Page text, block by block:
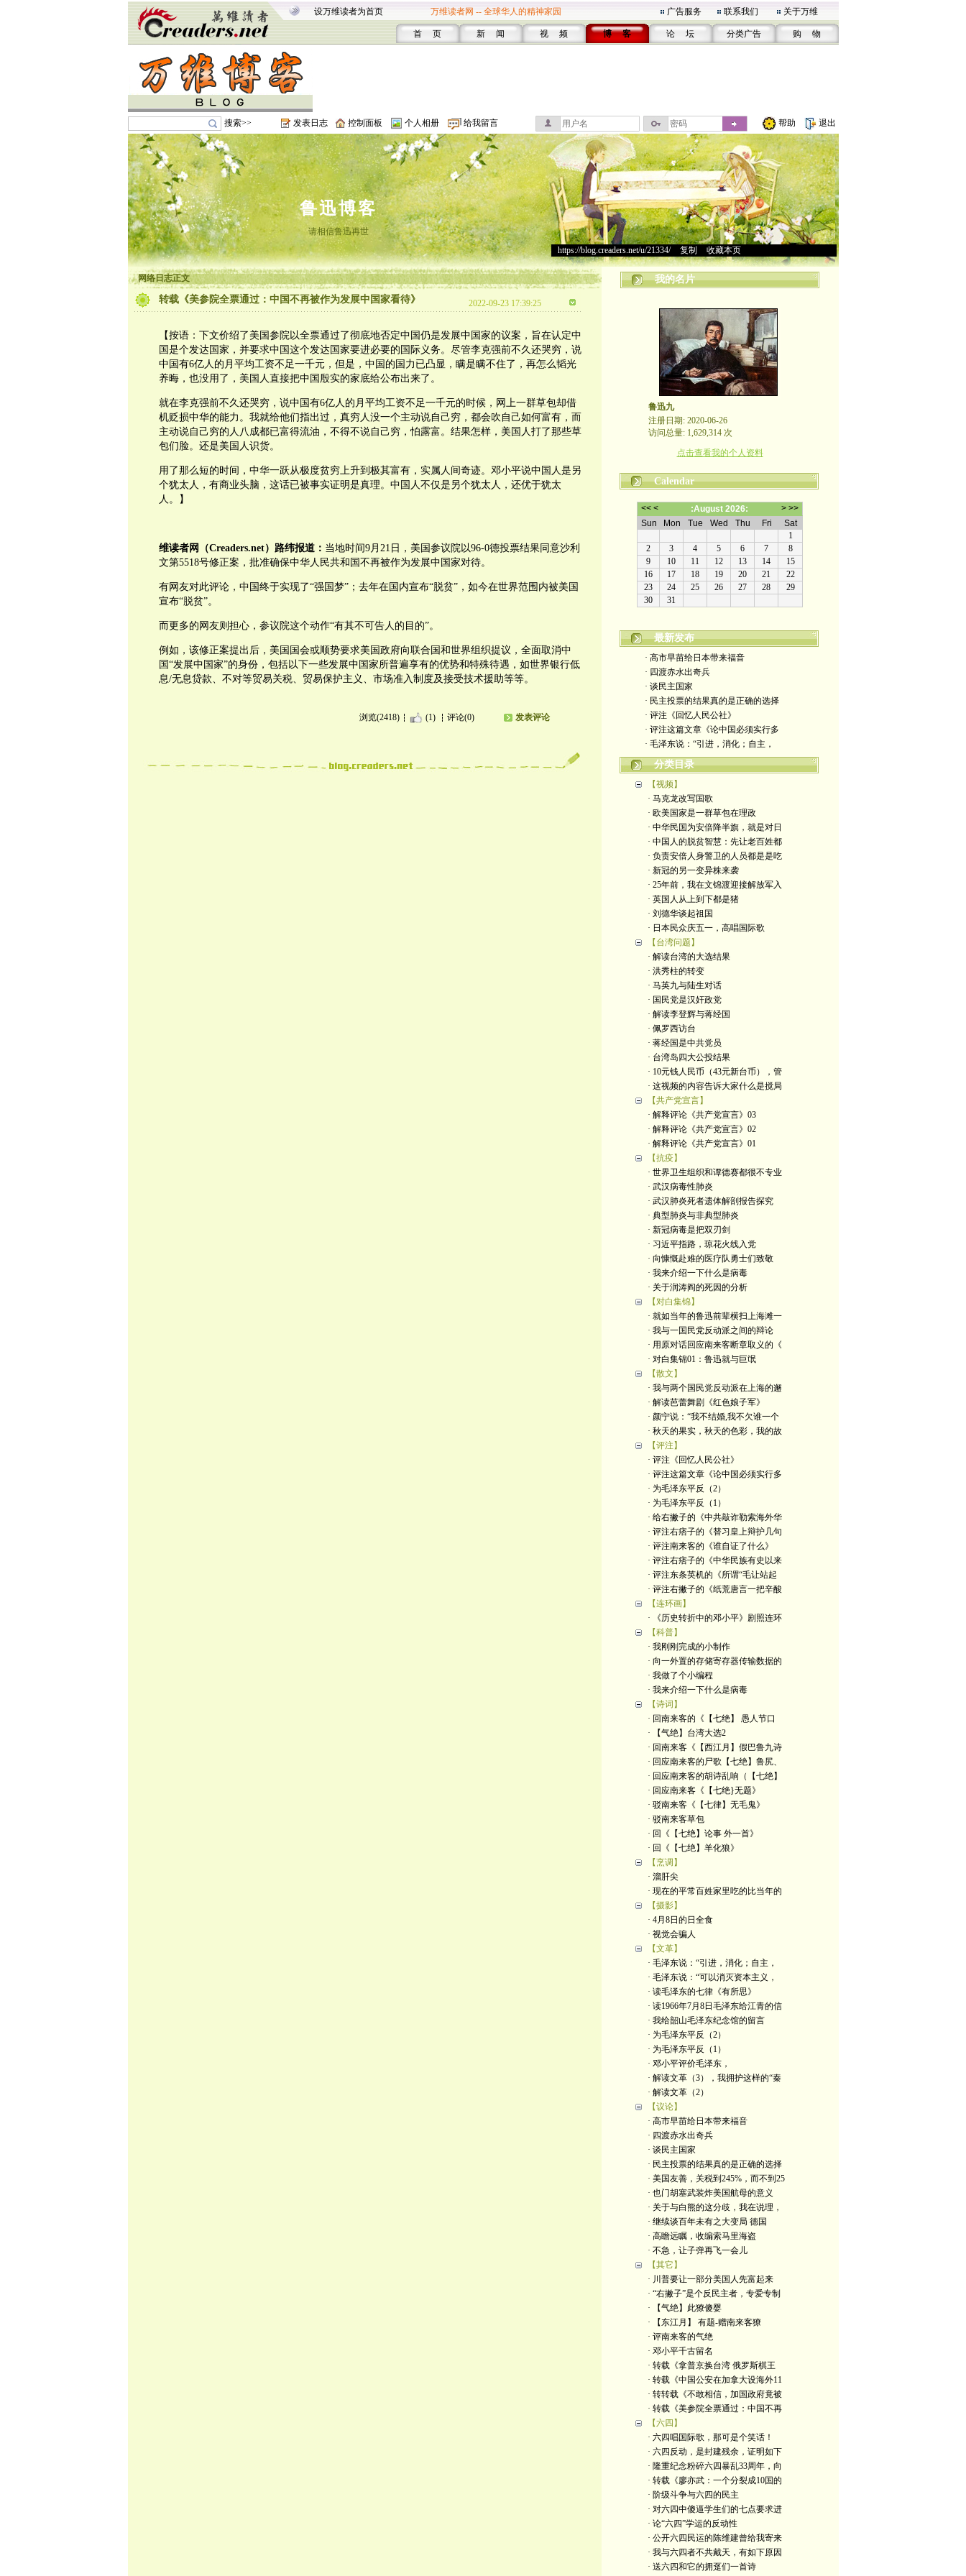
设万维读者为首页 万维读者网 -- 全球华人的精神家园 广告服务 联系我们 关于万维
首 页 新 闻 视 频 博 客 论 坛 分类广告 购 物
搜索>> 发表日志 控制面板 个人相册 给我留言 帮助 退出
鲁迅博客
请相信鲁迅再世
https://blog.creaders.net/u/21334/> 复制 收藏本页
网络日志正文
转载《美参院全票通过：中国不再被作为发展中国家看待》 2022-09-23 17:39:25
【按语：下文价绍了美国参院以全票通过了彻底地否定中国仍是发展中国家的议案，旨在认定中
国是个发达国家，并要求中国这个发达国家要进必要的国际义务。尽管李克强前不久还哭穷，说
中国有6亿人的月平均工资不足一千元，但是，中国的国力已凸显，瞒是瞒不住了，再怎么韬光
养晦，也没用了，美国人直接把中国殷实的家底给公布出来了。
就在李克强前不久还哭穷，说中国有6亿人的月平均工资不足一千元的时候，网上一群草包却借
机贬损中华的能力。我就给他们指出过，真穷人没一个主动说自己穷，都会吹自己如何富有，而
主动说自己穷的人八成都已富得流油，不得不说自己穷，怕露富。结果怎样，美国人打了那些草
包们脸。还是美国人识货。
用了那么短的时间，中华一跃从极度贫穷上升到极其富有，实属人间奇迹。邓小平说中国人是另
个犹太人，有商业头脑，这话已被事实证明是真理。中国人不仅是另个犹太人，还优于犹太
人。】
维读者网（Creaders.net）路纬报道： 当地时间9月21日，美国参议院以96-0德投票结果同意沙利
文第5518号修正案，批准确保中华人民共和国不再被作为发展中国家对待。
有网友对此评论，中国终于实现了“强国梦”；去年在国内宣布“脱贫”，如今在世界范围内被美国
宣布“脱贫”。
而更多的网友则担心，参议院这个动作“有其不可告人的目的”。
例如，该修正案提出后，美国国会或顺势要求美国政府向联合国和世界组织提议，全面取消中
国“发展中国家”的身份，包括以下一些发展中国家所普遍享有的优势和特殊待遇，如世界银行低
息/无息贷款、不对等贸易关税、贸易保护主义、市场准入制度及接受技术援助等等。
浏览(2418) (1) 评论(0) 发表评论
我的名片
鲁迅九
注册日期: 2020-06-26
访问总量: 1,629,314 次
点击查看我的个人资料
Calendar
最新发布
· 高市早苗给日本带来福音
· 四渡赤水出奇兵
· 谈民主国家
· 民主投票的结果真的是正确的选择
· 评注《回忆人民公社》
· 评注这篇文章《论中国必须实行多
· 毛泽东说：“引进，消化；自主，
分类目录
【视频】
· 马克龙改写国歌
· 欧美国家是一群草包在理政
· 中华民国为安倍降半旗，就是对日
· 中国人的脱贫智慧：先让老百姓都
· 负责安倍人身警卫的人员都是是吃
· 新冠的另一变异株来袭
· 25年前，我在文锦渡迎接解放军入
· 英国人从上到下都是猪
· 刘德华谈起祖国
· 日本民众庆五一，高唱国际歌
【台湾问题】
· 解读台湾的大选结果
· 洪秀柱的转变
· 马英九与陆生对话
· 国民党是汉奸政党
· 解读李登辉与蒋经国
· 佩罗西访台
· 蒋经国是中共党员
· 台湾岛四大公投结果
· 10元钱人民币（43元新台币），管
· 这视频的内容告诉大家什么是搅局
【共产党宣言】
· 解释评论《共产党宣言》03
· 解释评论《共产党宣言》02
· 解释评论《共产党宣言》01
【抗疫】
· 世界卫生组织和谭德赛都很不专业
· 武汉病毒性肺炎
· 武汉肺炎死者遗体解剖报告探究
· 典型肺炎与非典型肺炎
· 新冠病毒是把双刃剑
· 习近平指路，琼花火线入党
· 向慷慨赴难的医疗队勇士们致敬
· 我来介绍一下什么是病毒
· 关于润涛阎的死因的分析
【对白集锦】
· 就如当年的鲁迅前辈横扫上海滩一
· 我与一国民党反动派之间的辩论
· 用原对话回应南来客断章取义的《
· 对白集锦01：鲁迅就与巨氓
【散文】
· 我与两个国民党反动派在上海的邂
· 解读芭蕾舞剧《红色娘子军》
· 颜宁说：“我不结婚,我不欠谁一个
· 秋天的果实，秋天的色彩，我的故
【评注】
· 评注《回忆人民公社》
· 评注这篇文章《论中国必须实行多
· 为毛泽东平反（2）
· 为毛泽东平反（1）
· 给右撇子的《中共敲诈勒索海外华
· 评注右痞子的《替习皇上辩护几句
· 评注南来客的《谁自证了什么》
· 评注右痞子的《中华民族有史以来
· 评注东条英机的《所谓“毛让站起
· 评注右撇子的《纸荒唐言一把辛酸
【连环画】
· 《历史转折中的邓小平》剧照连环
【科普】
· 我刚刚完成的小制作
· 向一外置的存储寄存器传输数据的
· 我做了个小编程
· 我来介绍一下什么是病毒
【诗词】
· 回南来客的《【七绝】 愚人节口
· 【气绝】台湾大选2
· 回南来客《【西江月】假巴鲁九诗
· 回应南来客的尸歌【七绝】鲁尻、
· 回应南来客的胡诗乱响（【七绝】
· 回应南来客《【七绝}无题》
· 驳南来客《【七律】无毛鬼》
· 驳南来客草包
· 回《【七绝】论事 外一首》
· 回《【七绝】羊化狼》
【烹调】
· 溜肝尖
· 现在的平常百姓家里吃的比当年的
【摄影】
· 4月8日的日全食
· 视觉会骗人
【文革】
· 毛泽东说：“引进，消化；自主，
· 毛泽东说：“可以消灭资本主义，
· 读毛泽东的七律《有所思》
· 读1966年7月8日毛泽东给江青的信
· 我给韶山毛泽东纪念馆的留言
· 为毛泽东平反（2）
· 为毛泽东平反（1）
· 邓小平评价毛泽东，
· 解读文革（3），我拥护这样的“秦
· 解读文革（2）
【议论】
· 高市早苗给日本带来福音
· 四渡赤水出奇兵
· 谈民主国家
· 民主投票的结果真的是正确的选择
· 美国友善，关税到245%，而不到25
· 也门胡塞武装炸美国航母的意义
· 关于与白熊的这分歧，我在说理，
· 继续谈百年未有之大变局 德国
· 高瞻远瞩，收编索马里海盗
· 不急，让子弹再飞一会儿
【其它】
· 川普要让一部分美国人先富起来
· “右撇子”是个反民主者，专爱专制
· 【气绝】此獠傻婴
· 【东江月】 有题-赠南来客獠
· 评南来客的气绝
· 邓小平千古留名
· 转载《拿普京换台湾 俄罗斯棋王
· 转载《中国公安在加拿大设海外11
· 转转载《不敢相信，加国政府竟被
· 转载《美参院全票通过：中国不再
【六四】
· 六四唱国际歌，那可是个笑话！
· 六四反动，是封建残余，证明如下
· 隆重纪念粉碎六四暴乱33周年，向
· 转载《廖亦武：一个分裂成10国的
· 阶级斗争与六四的民主
· 对六四中傻逼学生们的七点要求进
· 论“六四”学运的反动性
· 公开六四民运的陈维建曾给我寄来
· 我与六四者不共戴天，有如下原因
· 送六四和它的拥趸们一首诗